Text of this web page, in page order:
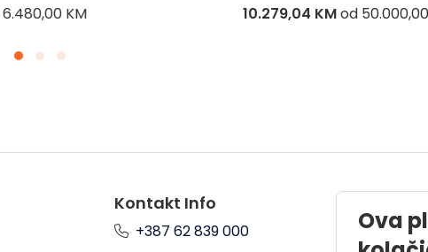
6.480,00 KM 10.279,04 KMod
Kontakt Info
+387 62 839 000
Pon -
Ova